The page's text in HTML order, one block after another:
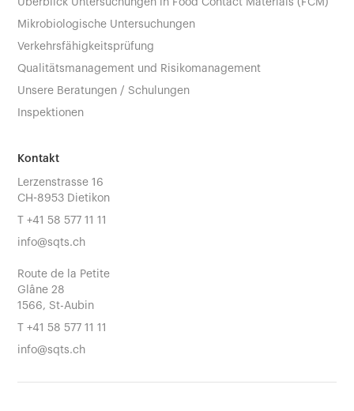
Mikrobiologische Untersuchungen
Verkehrsfähigkeitsprüfung
Qualitätsmanagement und Risikomanagement
Unsere Beratungen / Schulungen
Inspektionen
Kontakt
Lerzenstrasse 16
CH-8953 Dietikon
T+41 58 577 11 11
info@sqts.ch
Route de la Petite
Glâne 28
1566, St-Aubin
T+41 58 577 11 11
info@sqts.ch